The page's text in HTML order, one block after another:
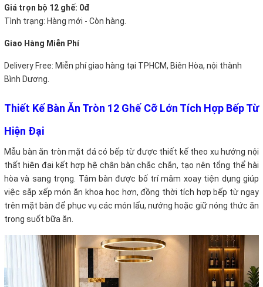
Giá trọn bộ 12 ghế: 0đ
Tình trạng: Hàng mới - Còn hàng.
Giao Hàng Miễn Phí
Delivery Free: Miễn phí giao hàng tại TPHCM, Biên Hòa, nội thành
Bình Dương.
Thiết Kế Bàn Ăn Tròn 12 Ghế Cỡ Lớn Tích Hợp Bếp Từ
Hiện Đại
Mẫu bàn ăn tròn mặt đá có bếp từ được thiết kế theo xu hướng nội
thất hiện đại kết hợp hệ chân bàn chắc chắn, tạo nên tổng thể hài
hòa và sang trọng. Tâm bàn được bố trí mâm xoay tiện dụng giúp
việc sắp xếp món ăn khoa học hơn, đồng thời tích hợp bếp từ ngay
trên mặt bàn để phục vụ các món lẩu, nướng hoặc giữ nóng thức ăn
trong suốt bữa ăn.